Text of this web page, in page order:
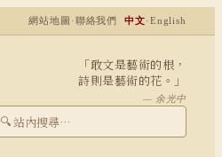
網站地圖 ·聯絡我們 中文·English
「敢文是藝術的根，
詩則是藝術的花。」
— 余光中
🔍